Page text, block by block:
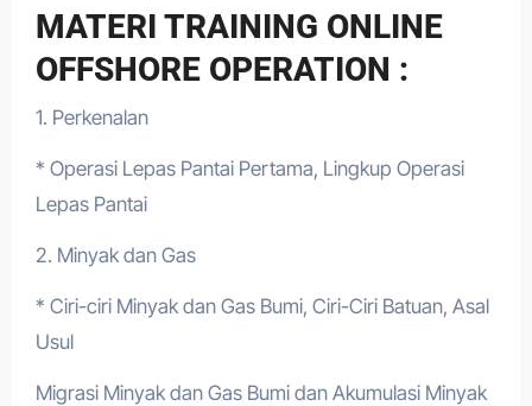
MATERI TRAINING ONLINE
OFFSHORE OPERATION :
1. Perkenalan
* Operasi Lepas Pantai Pertama, Lingkup Operasi
Lepas Pantai
2. Minyak dan Gas
* Ciri-ciri Minyak dan Gas Bumi, Ciri-Ciri Batuan, Asal
Usul
Migrasi Minyak dan Gas Bumi dan Akumulasi Minyak